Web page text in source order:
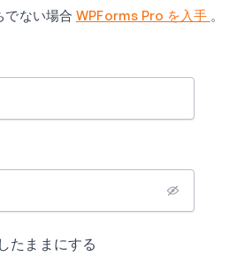
でない場合 WPForms Pro を入手 。
たままにする